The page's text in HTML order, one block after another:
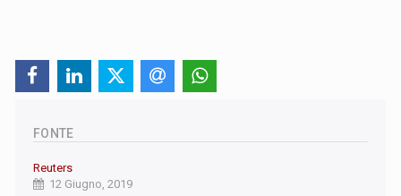
FONTE
Reuters
12 Giugno, 2019